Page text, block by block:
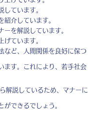
しています。
紹介しています。
を解説しています。
げています。
など、人間関係を良好に保つ
ます。これにより、若手社会
解説しているため、マナーに
できるでしょう。